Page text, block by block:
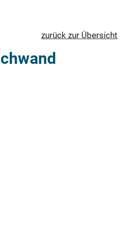
zurück zur Übersicht